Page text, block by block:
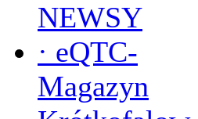
NEWSY
· eQTC-
Magazyn